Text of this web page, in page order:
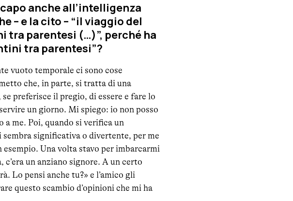
anche all’intelligenza
– e la cito – “il viaggio del
tra parentesi (…)”, perché ha
tra parentesi”?
vuoto temporale ci sono cose
che, in parte, si tratta di una
preferisce il pregio, di essere e fare lo
un giorno. Mi spiego: io non posso
a me. Poi, quando si verifica un
significativa o divertente, per me
Una volta stavo per imbarcarmi
un anziano signore. A un certo
Lo pensi anche tu?» e l’amico gli
questo scambio d’opinioni che mi ha